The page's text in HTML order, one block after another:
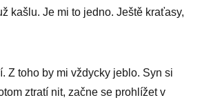
kašlu. Je mi to jedno. Ještě kraťasy,
Z toho by mi vždycky jeblo. Syn si
ztratí nit, začne se prohlížet v